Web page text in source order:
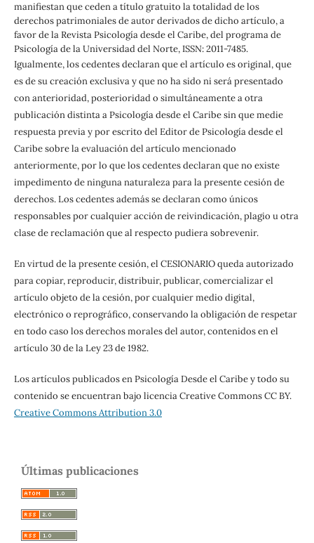
manifiestan que ceden a título gratuito la totalidad de los
derechos patrimoniales de autor derivados de dicho artículo, a
favor de la Revista Psicología desde el Caribe, del programa de
Psicología de la Universidad del Norte, ISSN: 2011-7485.
Igualmente, los cedentes declaran que el artículo es original, que
es de su creación exclusiva y que no ha sido ni será presentado
con anterioridad, posterioridad o simultáneamente a otra
publicación distinta a Psicología desde el Caribe sin que medie
respuesta previa y por escrito del Editor de Psicología desde el
Caribe sobre la evaluación del artículo mencionado
anteriormente, por lo que los cedentes declaran que no existe
impedimento de ninguna naturaleza para la presente cesión de
derechos. Los cedentes además se declaran como únicos
responsables por cualquier acción de reivindicación, plagio u otra
clase de reclamación que al respecto pudiera sobrevenir.
En virtud de la presente cesión, el CESIONARIO queda autorizado
para copiar, reproducir, distribuir, publicar, comercializar el
artículo objeto de la cesión, por cualquier medio digital,
electrónico o reprográfico, conservando la obligación de respetar
en todo caso los derechos morales del autor, contenidos en el
artículo 30 de la Ley 23 de 1982.
Los artículos publicados en Psicología Desde el Caribe y todo su
contenido se encuentran bajo licencia Creative Commons CC BY.
Creative Commons Attribution 3.0
Últimas publicaciones